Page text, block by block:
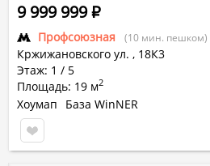
Профсоюзная (10 мин. пешком)
Кржижановского ул. , 18К3
Этаж: 1 / 5
Площадь: 19 м2
9 999 999Р
Хоумап
База WinNER